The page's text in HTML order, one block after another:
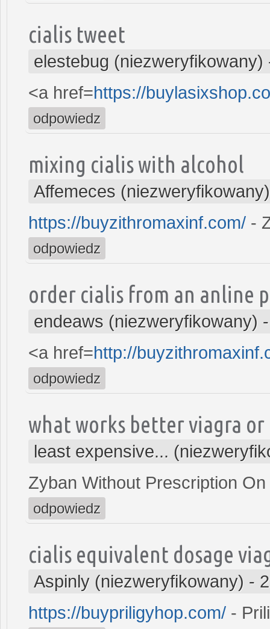
cialis tweet
elestebug (niezweryfikowany)
<a href=https://
odpowiedz
mixing cialis with alcohol
Affemeces (niezweryfikowany)
https://buyzithromaxinf.com/ -
odpowiedz
order cialis from an anline
endeaws (niezweryfikowany)
<a href=http://
odpowiedz
what works better viagra or
least expensive...
Zyban Without Prescription
odpowiedz
cialis equivalent dosage
Aspinly (niezweryfikowany) -
https://buypriligyhop.com/ -